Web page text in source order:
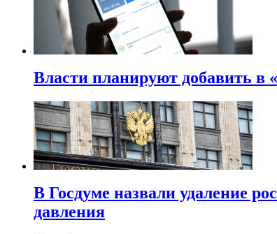
Власти планируют добавить в
В Госдуме назвали удаление
давления